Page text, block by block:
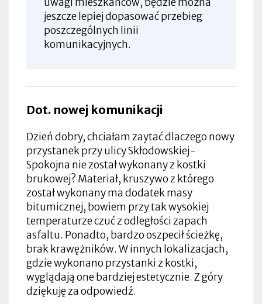
jeszcze lepiej dopasować przebieg
poszczególnych linii
komunikacyjnych.
Dot. nowej komunikacji
Dzień dobry, chciałam zaytać dlaczego nowy
przystanek przy ulicy Skłodowskiej-
Spokojna nie został wykonany z kostki
brukowej? Materiał, kruszywo z którego
został wykonany ma dodatek masy
bitumicznej, bowiem przy tak wysokiej
temperaturze czuć z odległości zapach
asfaltu. Ponadto, bardzo oszpecił ścieżkę,
brak krawężników. W innych lokalizacjach,
gdzie wykonano przystanki z kostki,
wyglądają one bardziej estetycznie. Z góry
dziękuję za odpowiedź.